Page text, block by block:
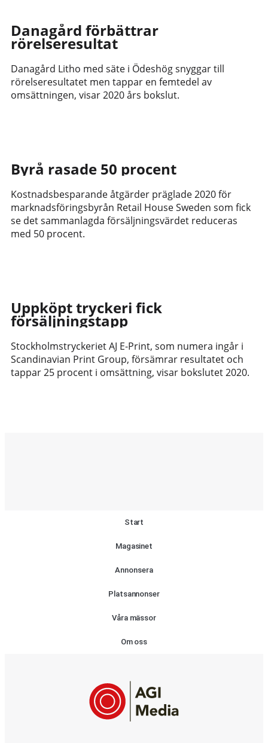
Danagård förbättrar
rörelseresultat
Danagård Litho med säte i Ödeshög snyggar till
rörelseresultatet men tappar en femtedel av
omsättningen, visar 2020 års bokslut.
Byrå rasade 50 procent
Kostnadsbesparande åtgärder präglade 2020 för
marknadsföringsbyrån Retail House Sweden som fick
se det sammanlagda försäljningsvärdet reduceras
med 50 procent.
Uppköpt tryckeri fick
försäljningstapp
Stockholmstryckeriet AJ E-Print, som numera ingår i
Scandinavian Print Group, försämrar resultatet och
tappar 25 procent i omsättning, visar bokslutet 2020.
Start
Magasinet
Annonsera
Platsannonser
Våra mässor
Om oss